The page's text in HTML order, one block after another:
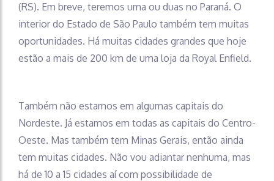
(RS). Em breve, teremos uma ou duas no Paraná. O
interior do Estado de São Paulo também tem muitas
oportunidades. Há muitas cidades grandes que hoje
estão a mais de 200 km de uma loja da Royal Enfield.
Também não estamos em algumas capitais do
Nordeste. Já estamos em todas as capitais do Centro-
Oeste. Mas também tem Minas Gerais, então ainda
tem muitas cidades. Não vou adiantar nenhuma, mas
há de 10 a 15 cidades aí com possibilidade de